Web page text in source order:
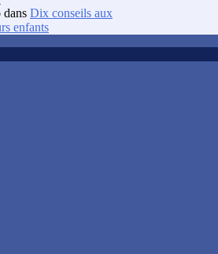
dans Dix conseils aux
enfants